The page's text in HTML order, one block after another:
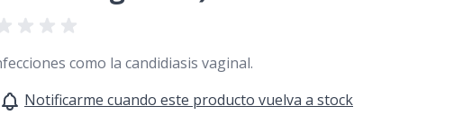
como la candidiasis vaginal.
Notificarme cuando este producto vuelva a stock